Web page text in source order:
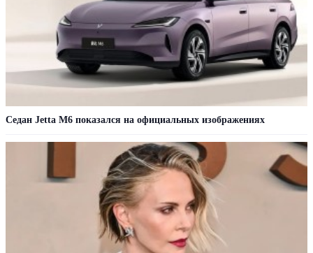
Седан Jetta M6 показался на официальных изображениях